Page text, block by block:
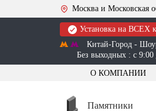
Москва и Московская
Установка на ВСЕХ
Китай-Город -
Без выходных : с 9:00
О КОМПАНИИ
Памятники